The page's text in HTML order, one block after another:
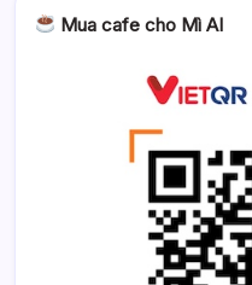
Mua cafe cho Mì AI